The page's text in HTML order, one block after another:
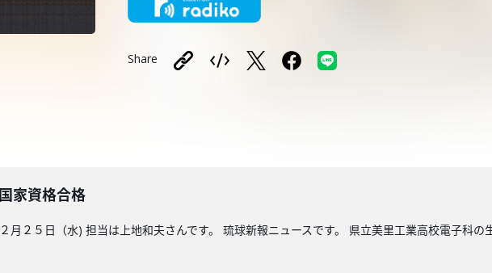
Share
家資格合格
５日（水) 担当は上地和夫さんです。 琉球新報ニュースです。 県立美里工業高校電子科の